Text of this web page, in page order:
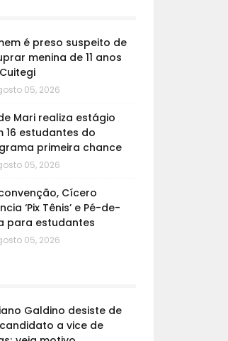
é preso suspeito de
menina de 11 anos
05, 2026
Mari realiza estágio
16 estudantes do
primeira chance
05, 2026
Cícero
‘Pix Tênis’ e Pé-de-
para estudantes
05, 2026
Galdino desiste de
a vice de